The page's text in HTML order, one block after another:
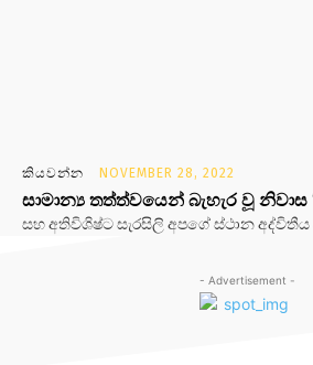
කියවන්න NOVEMBER 28, 2022
සාමාන්‍ය තත්ත්වයෙන් බැහැර වූ නිවාස
සහ අතිවිශිෂ්ට සැරසිලි අපගේ ස්ථාන අද්විතීය
- Advertisement -